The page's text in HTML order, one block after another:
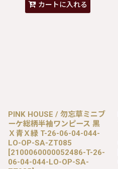
カートに入れる
PINK HOUSE / 勿忘草ミニブ
ーケ総柄半袖ワンピース 黒
Ｘ青Ｘ緑 T-26-06-04-044-
LO-OP-SA-ZT085
[2100060000052486-T-26-
06-04-044-LO-OP-SA-